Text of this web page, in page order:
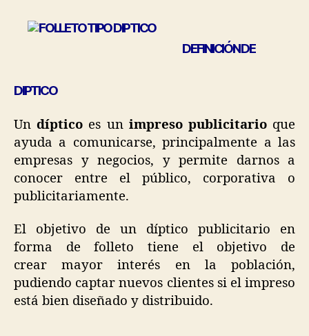
DEFINICIÓN DE
DIPTICO
Undíptico es un impreso publicitarioque
ayuda a comunicarse, principalmente a las
empresas y negocios, y permite darnos a
conocer entre el público, corporativa o
publicitariamente.
El objetivo de un díptico publicitario en
forma de folleto tiene el objetivo de
crear mayor interés en la población,
pudiendo captar nuevos clientes si el impreso
está bien diseñado y distribuido.